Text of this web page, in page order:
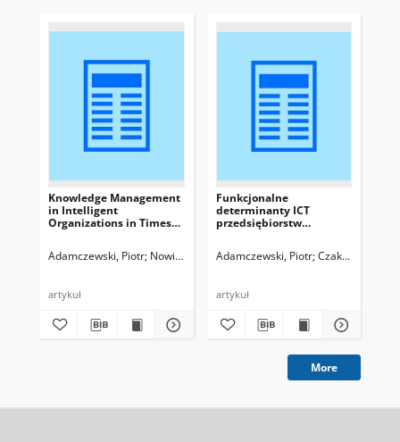
Knowledge Management
in Intelligent
Organizations in Times
of a Study of the Polish
Adamczewski, Piotr Nowiński, Witold, red.
artykuł
Funkcjonalne
determinanty ICT
przedsiębiorstw
Adamczewski, Piotr Czakon,
artykuł
More